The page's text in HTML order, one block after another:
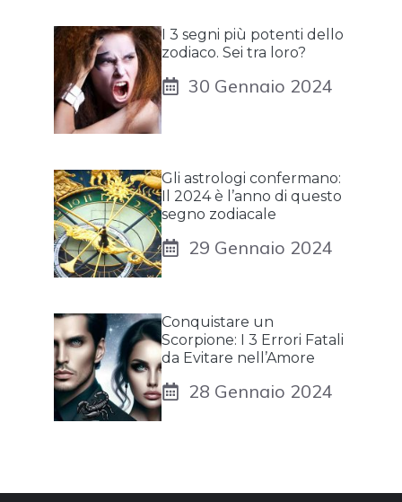
I 3 segni più potenti dello
zodiaco. Sei tra loro?
30 Gennaio 2024
Gli astrologi confermano:
Il 2024 è l’anno di questo
segno zodiacale
29 Gennaio 2024
Conquistare un
Scorpione: I 3 Errori Fatali
da Evitare nell’Amore
28 Gennaio 2024